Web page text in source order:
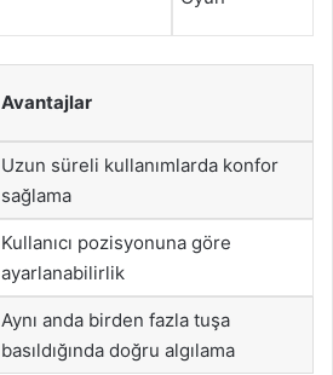
Avantajlar
Uzun süreli kullanımlarda konfor
sağlama
Kullanıcı pozisyonuna göre
ayarlanabilirlik
Aynı anda birden fazla tuşa
basıldığında doğru algılama